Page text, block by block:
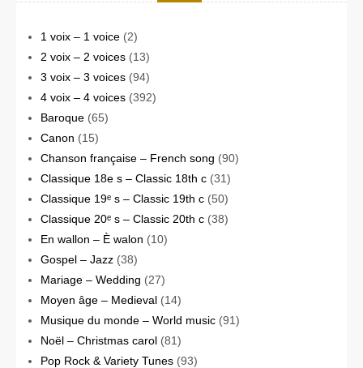
1 voix – 1 voice (2)
2 voix – 2 voices (13)
3 voix – 3 voices (94)
4 voix – 4 voices (392)
Baroque (65)
Canon (15)
Chanson française – French song (90)
Classique 18e s – Classic 18th c (31)
Classique 19ᵉ s – Classic 19th c (50)
Classique 20ᵉ s – Classic 20th c (38)
En wallon – È walon (10)
Gospel – Jazz (38)
Mariage – Wedding (27)
Moyen âge – Medieval (14)
Musique du monde – World music (91)
Noël – Christmas carol (81)
Pop Rock & Variety Tunes (93)